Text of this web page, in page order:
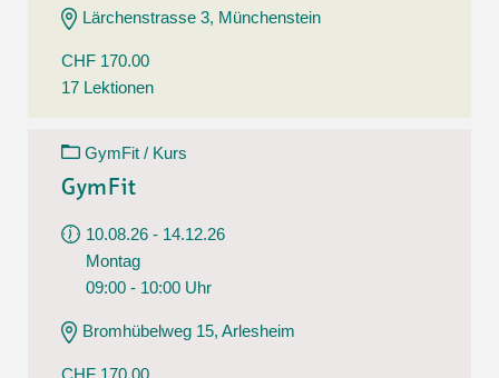
Lärchenstrasse 3, Münchenstein
CHF 170.00
17 Lektionen
GymFit / Kurs
GymFit
10.08.26 - 14.12.26
Montag
09:00 - 10:00 Uhr
Bromhübelweg 15, Arlesheim
CHF 170.00